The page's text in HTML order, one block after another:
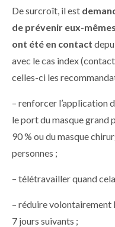
De surcroît, il est
de prévenir eux-
ont été en contact
avec le cas index
celles-ci les
– renforcer l’application
le port du masque
90 % ou du masque
personnes ;
– télétravailler quand
– réduire volontairement
7 jours suivants ;